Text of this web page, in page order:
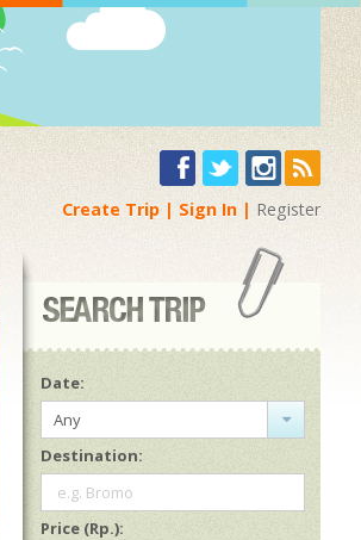
Create Trip Sign In Register
Date:
Any
Destination:
e.g. Bromo
Price (Rp.):